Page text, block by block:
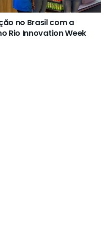
no Brasil com a
Rio Innovation Week